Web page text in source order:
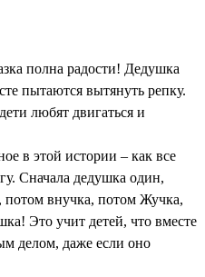
полна радости! Дедушка
пытаются вытянуть репку.
любят двигаться и
в этой истории – как все
Сначала дедушка один,
потом внучка, потом Жучка,
Это учит детей, что вместе
делом, даже если оно